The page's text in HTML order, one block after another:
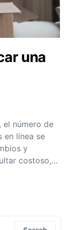
una
el número de
en línea se
y
costoso,…